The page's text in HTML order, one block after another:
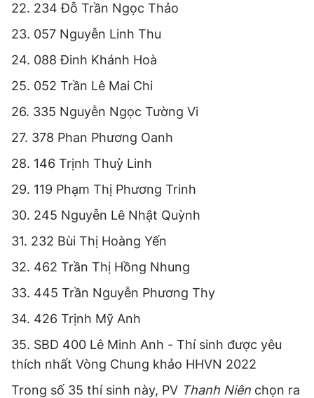
22. 234 Đỗ Trần Ngọc Thảo
23. 057 Nguyễn Linh Thu
24. 088 Đinh Khánh Hoà
25. 052 Trần Lê Mai Chi
26. 335 Nguyễn Ngọc Tường Vi
27. 378 Phan Phương Oanh
28. 146 Trịnh Thuỳ Linh
29. 119 Phạm Thị Phương Trinh
30. 245 Nguyễn Lê Nhật Quỳnh
31. 232 Bùi Thị Hoàng Yến
32. 462 Trần Thị Hồng Nhung
33. 445 Trần Nguyễn Phương Thy
34. 426 Trịnh Mỹ Anh
35. SBD 400 Lê Minh Anh - Thí sinh được yêu
thích nhất Vòng Chung khảo HHVN 2022
Trong số 35 thí sinh này, PV Thanh Niên chọn ra